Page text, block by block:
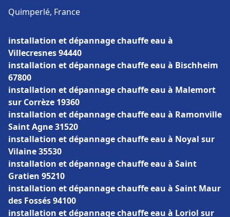
Quimperlé, France
installation et dépannage chauffe eau à
Villecresnes 94440
installation et dépannage chauffe eau à Bischheim
67800
installation et dépannage chauffe eau à Malemort
sur Corrèze 19360
installation et dépannage chauffe eau à Ramonville
Saint Agne 31520
installation et dépannage chauffe eau à Noyal sur
Vilaine 35530
installation et dépannage chauffe eau à Saint
Gratien 95210
installation et dépannage chauffe eau à Saint Maur
des Fossés 94100
installation et dépannage chauffe eau à Loriol sur